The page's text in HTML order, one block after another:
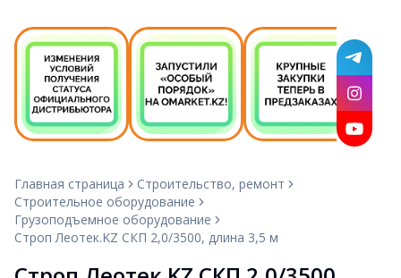
Главная страница
Строительство, ремонт
Строительное оборудование
Грузоподъемное оборудование
Строп Леотек.KZ СКП 2,0/3500, длина 3,5 м